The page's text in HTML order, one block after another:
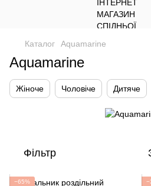
Каталог Aquamarine
Aquamarine
Жіноче Чоловіче Дитяче
Фільтр
−65%